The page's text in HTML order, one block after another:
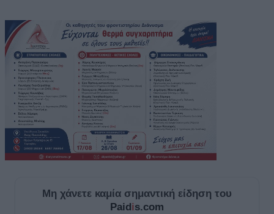
Μη χάνετε καμία σημαντική είδηση του
Paidis.com